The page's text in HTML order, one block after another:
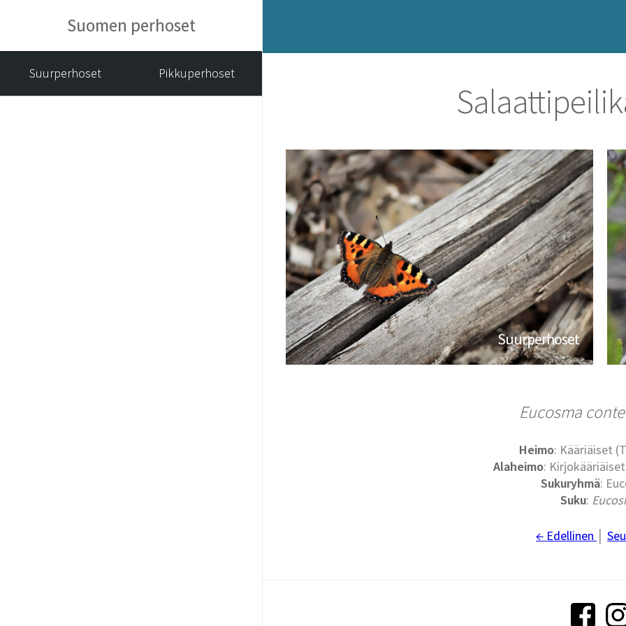
Suomen perhoset
Suurperhoset Pikkuperhoset
Suurperhoset
Eucosma
Heimo: Kääriäiset
Alaheimo:
Sukuryhmä:
Suku:
← Edellinen